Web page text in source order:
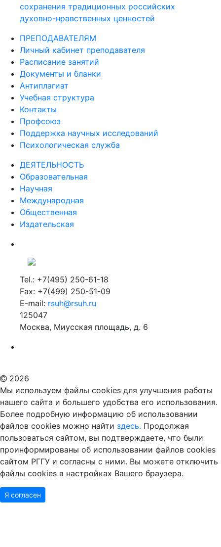
сохранения традиционных российских
духовно-нравственных ценностей
ПРЕПОДАВАТЕЛЯМ
Личный кабинет преподавателя
Расписание занятий
Документы и бланки
Антиплагиат
Учебная структура
Контакты
Профсоюз
Поддержка научных исследований
Психологическая служба
ДЕЯТЕЛЬНОСТЬ
Образовательная
Научная
Международная
Общественная
Издательская
Tel.: +7(495) 250-61-18
Fax: +7(499) 250-51-09
E-mail: rsuh@rsuh.ru
125047
Москва, Миусская площадь, д. 6
2026
Мы используем файлы cookies для улучшения работы
нашего сайта и большего удобства его использования.
Более подробную информацию об использовании
файлов cookies можно найти здесь. Продолжая
пользоваться сайтом, вы подтверждаете, что были
проинформированы об использовании файлов cookies
сайтом РГГУ и согласны с ними. Вы можете отключить
файлы cookies в настройках Вашего браузера.
Я согласен